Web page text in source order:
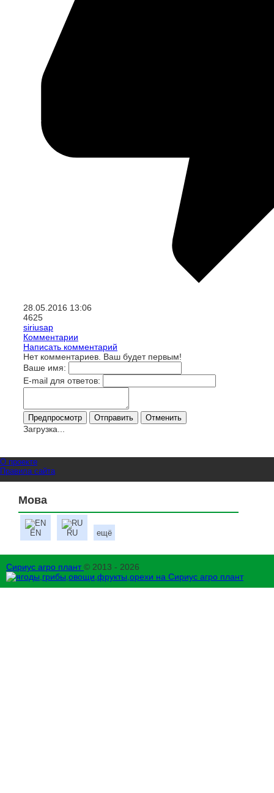
28.05.2016 13:06
4625
siriusap
Комментарии
Написать комментарий
Нет комментариев. Ваш будет первым!
Ваше имя:
E-mail для ответов:
Загрузка...
О проекте
Правила сайта
Мова
EN RU ещё
Сириус агро плант© 2013 - 2026